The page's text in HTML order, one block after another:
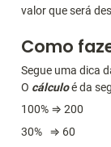
valor que será
Como
Segue uma dica
O cálculo é da
100% ⇒ 200
30%   ⇒ 60